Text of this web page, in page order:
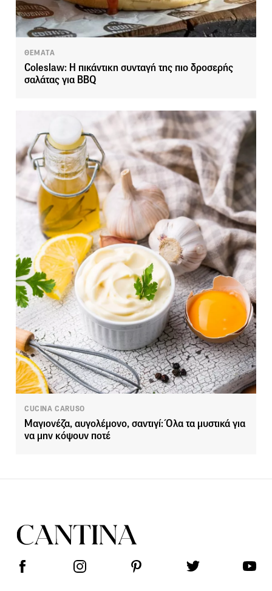
ΘΕΜΑΤΑ
Coleslaw: Η πικάντικη συνταγή της πιο δροσερής
σαλάτας για BBQ
CUCINA CARUSO
Μαγιονέζα, αυγολέμονο, σαντιγί: Όλα τα μυστικά για
να μην κόψουν ποτέ